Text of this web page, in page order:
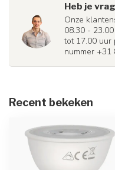
Heb je
Onze
08.30 -
tot 17.00 uur
nummer +31
Recent bekeken